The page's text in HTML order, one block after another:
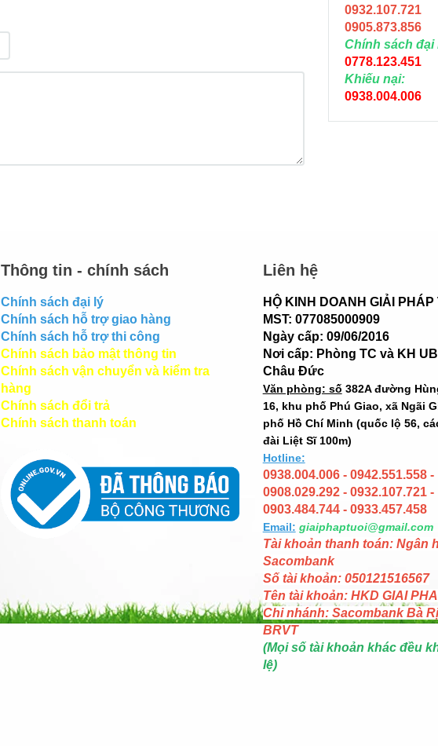
0932.107.721
0905.873.856
Chính sách đại
0778.123.451
Khiếu nại:
0938.004.006
Thông tin - chính sách
Chính sách đại lý
Chính sách hỗ trợ giao hàng
Chính sách hỗ trợ thi công
Chính sách bảo mật thông tin
Chính sách vận chuyển và kiểm tra
hàng
Chính sách đổi trả
Chính sách thanh toán
Liên hệ
HỘ KINH DOANH GIẢI PHÁP
MST: 077085000909
Ngày cấp: 09/06/2016
Nơi cấp: Phòng TC và KH
Châu Đức
Văn phòng: số 382A đường
16, khu phố Phú Giao, xã Ngãi
phố Hồ Chí Minh (quốc lộ 56,
đài Liệt Sĩ 100m)
Hotline:
0938.004.006 - 0942.551.558 -
0908.029.292 - 0932.107.721 -
0903.484.744 - 0933.457.458
Email: giaiphaptuoi@gmail.com
Tài khoản thanh toán: Ngân
Sacombank
Số tài khoản: 050121516567
Tên tài khoản: HKD GIAI
Chi nhánh: Sacombank Bà
BRVT
(Mọi số tài khoản khác đều
lệ)